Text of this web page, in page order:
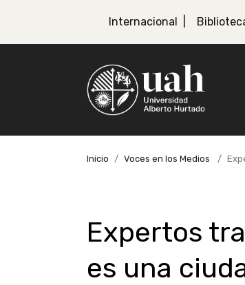
Internacional
Inicio Voces en los Medios
Expertos
es una